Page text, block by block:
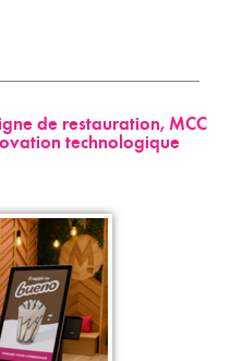
de restauration, MCC
technologique